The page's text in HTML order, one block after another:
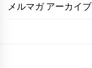
メルマガ アーカイブ